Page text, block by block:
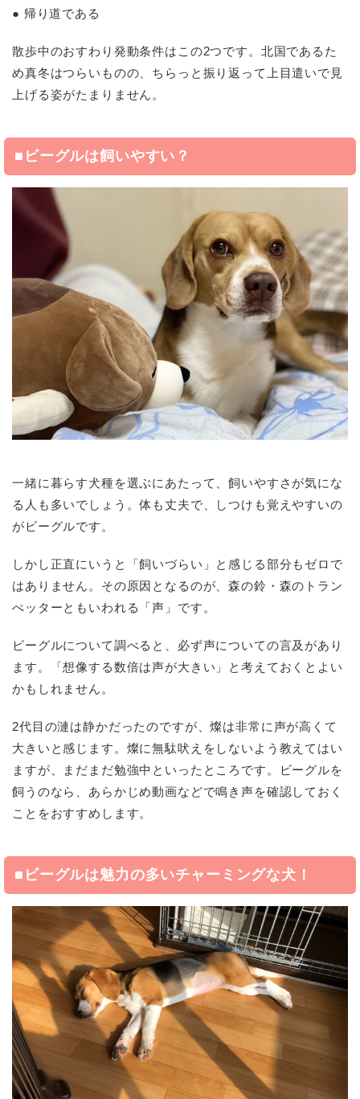
● 帰り道である
散歩中のおすわり発動条件はこの2つです。北国であるた
め真冬はつらいものの、ちらっと振り返って上目遣いで見
上げる姿がたまりません。
■ビーグルは飼いやすい？
一緒に暮らす犬種を選ぶにあたって、飼いやすさが気にな
る人も多いでしょう。体も丈夫で、しつけも覚えやすいの
がビーグルです。
しかし正直にいうと「飼いづらい」と感じる部分もゼロで
はありません。その原因となるのが、森の鈴・森のトラン
ぺッターともいわれる「声」です。
ビーグルについて調べると、必ず声についての言及があり
ます。「想像する数倍は声が大きい」と考えておくとよい
かもしれません。
2代目の漣は静かだったのですが、燦は非常に声が高くて
大きいと感じます。燦に無駄吠えをしないよう教えてはい
ますが、まだまだ勉強中といったところです。ビーグルを
飼うのなら、あらかじめ動画などで鳴き声を確認しておく
ことをおすすめします。
■ビーグルは魅力の多いチャーミングな犬！